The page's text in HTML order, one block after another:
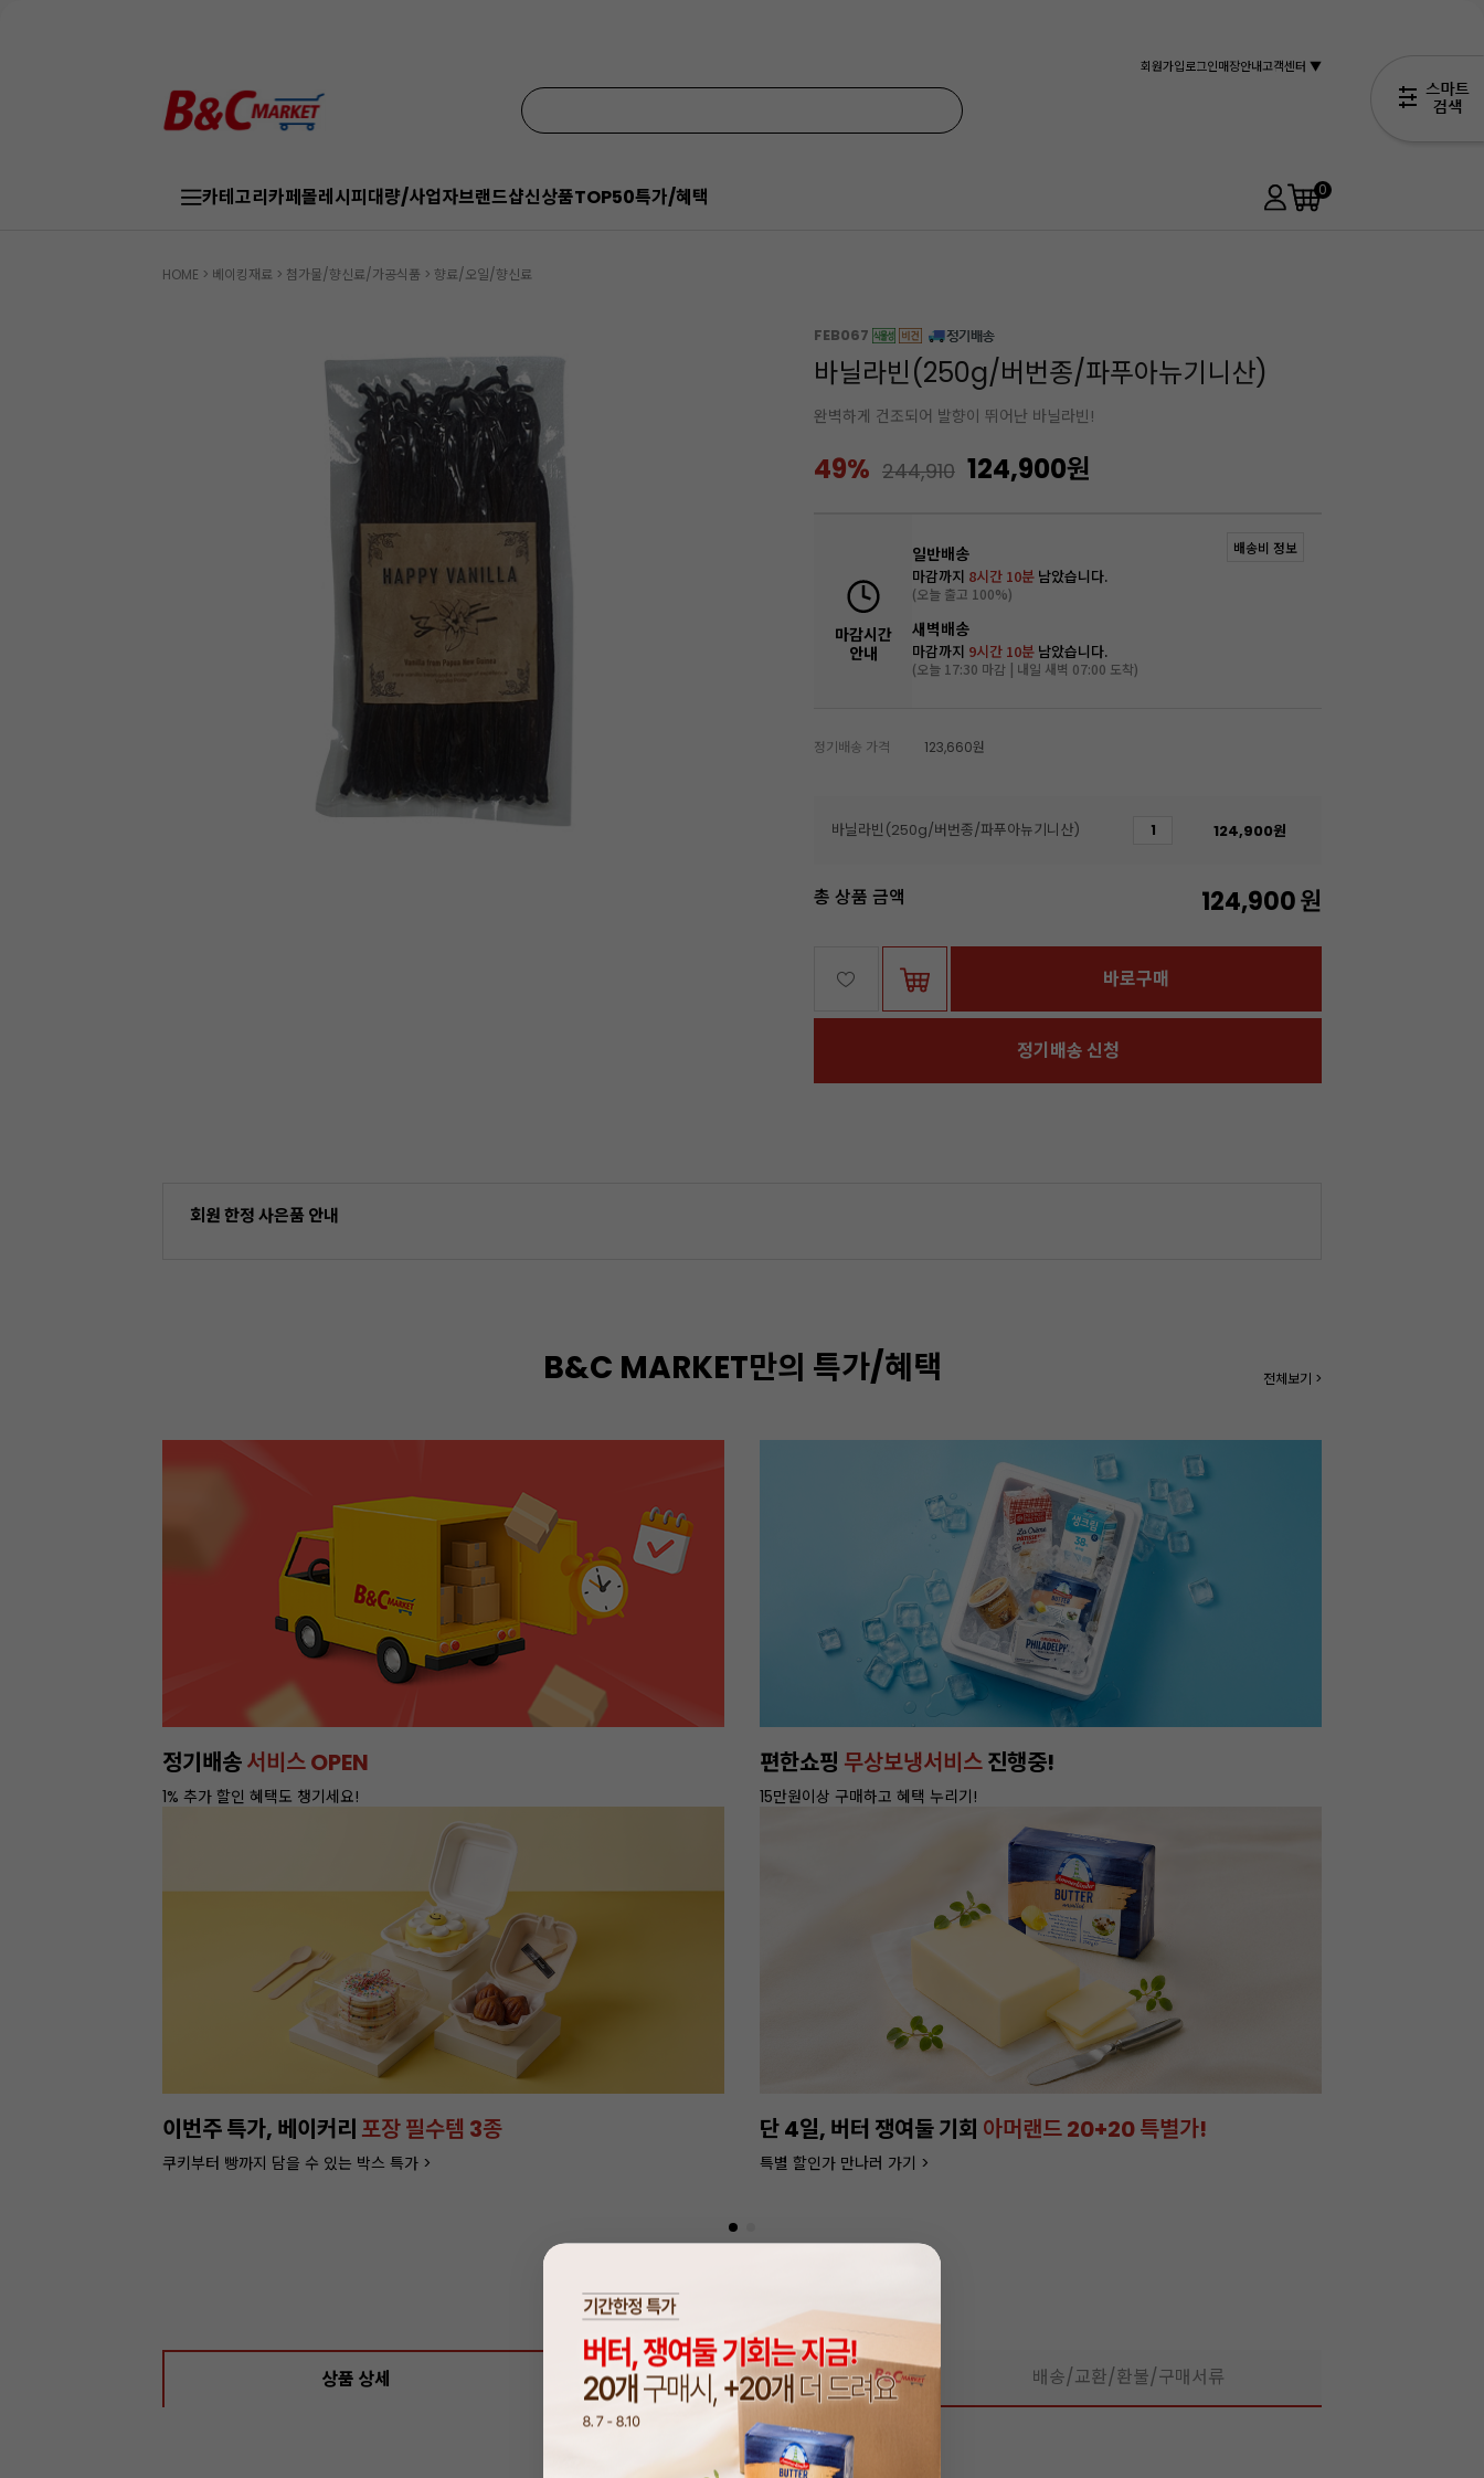
회원가입로그인매장안내고객센터 ▼
카테고리카페몰레시피대량/사업자브랜드샵신상품TOP50특가/혜택 0
HOME > 베이킹재료 > 첨가물/향신료/가공식품 > 향료/오일/향신료
FEB067
바닐라빈(250g/버번종/파푸아뉴기니산)
완벽하게 건조되어 발향이 뛰어난 바닐라빈!
49% 244,910 124,900원
마감시간
안내
일반배송
마감까지 8시간 10분 남았습니다.
(오늘 출고 100%)
새벽배송
마감까지 9시간 10분 남았습니다.
(오늘 17:30 마감 | 내일 새벽 07:00 도착)
배송비 정보
정기배송 가격 123,660원
바닐라빈(250g/버번종/파푸아뉴기니산) 124,900원
총 상품 금액 124,900원
바로구매
정기배송 신청
회원 한정 사은품 안내
B&C MARKET만의 특가/혜택 전체보기 >
정기배송서비스 OPEN
1% 추가 할인 혜택도 챙기세요!
편한쇼핑 무상보냉서비스진행중!
15만원이상 구매하고 혜택 누리기!
이번주 특가, 베이커리 포장 필수템 3종
쿠키부터 빵까지 담을 수 있는 박스 특가 >
단 4일, 버터 쟁여둘 기회 아머랜드 20+20 특별가!
특별 할인가 만나러 가기 >
상품 상세 상품 리뷰0 배송/교환/환불/구매서류